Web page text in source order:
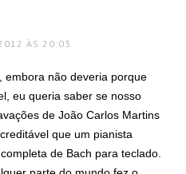
ÀS 20:03
embora não deveria porque
eu queria saber se nosso
de João Carlos Martins
que um pianista
de Bach para teclado.